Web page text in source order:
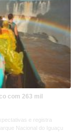
com 263 mil
e registra
Nacional do Iguaçu